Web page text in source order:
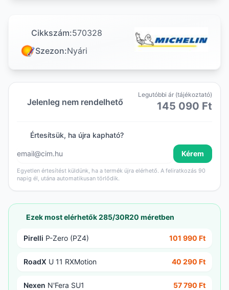
Cikkszám:570328
Szezon:Nyári
Jelenleg nem rendelhető
Legutóbbi ár (tájékoztató)
145 090 Ft
Értesítsük, ha újra kapható?
Kérem
Egyetlen értesítést küldünk, ha a termék újra elérhető. A feliratkozás 90
napig él, utána automatikusan törlődik.
Ezek most elérhetők 285/30R20 méretben
Pirelli P-Zero (PZ4) 101 990 Ft
RoadX U 11 RXMotion 40 290 Ft
Nexen N'Fera SU1 57 790 Ft